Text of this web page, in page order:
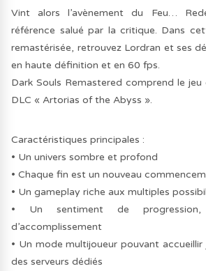
Vint alors l’avènement du Feu…
référence salué par la critique. Dans
remastérisée, retrouvez Lordran et ses
en haute définition et en 60 fps.
Dark Souls Remastered comprend le jeu
DLC « Artorias of the Abyss ».
Caractéristiques principales :
• Un univers sombre et profond
• Chaque fin est un nouveau
• Un gameplay riche aux multiples
• Un sentiment de
d’accomplissement
• Un mode multijoueur pouvant accueillir
des serveurs dédiés